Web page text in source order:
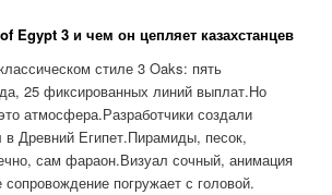
Egypt 3 и чем он цепляет казахстанцев
стиле 3 Oaks: пять
25 фиксированных линий выплат.Но
атмосфера.Разработчики создали
в Древний Египет.Пирамиды, песок,
сам фараон.Визуал сочный, анимация
сопровождение погружает с головой.